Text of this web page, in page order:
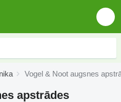
Vogel & Noot augsnes
apstrādes